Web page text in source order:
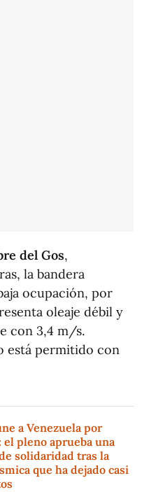
del Gos,
la bandera
ocupación, por
oleaje débil y
con 3,4 m/s.
está permitido con
a Venezuela por
pleno aprueba una
solidaridad tras la
que ha dejado casi